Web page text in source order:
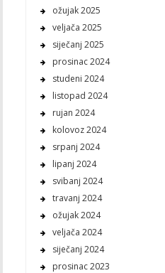
ožujak 2025
veljača 2025
siječanj 2025
prosinac 2024
studeni 2024
listopad 2024
rujan 2024
kolovoz 2024
srpanj 2024
lipanj 2024
svibanj 2024
travanj 2024
ožujak 2024
veljača 2024
siječanj 2024
prosinac 2023